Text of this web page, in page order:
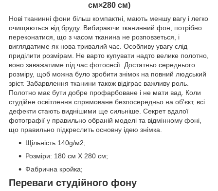
см×280 см)
Нові тканинні фони більш компактні, мають меншу вагу і легко
очищаються від бруду. Вибираючи тканинний фон, потрібно
переконатися, що з часом тканина не розповзеться, і
виглядатиме як нова тривалий час. Особливу увагу слід
приділити розмірам. Не варто купувати надто велике полотно,
воно заважатиме під час фотосесії. Достатньо середнього
розміру, щоб можна було зробити знімок на повний людський
зріст. Забарвлення тканини також відіграє важливу роль.
Полотно має бути добре профарбоване і не мати вад. Коли
студійне освітлення спрямоване безпосередньо на об'єкт, всі
дефекти стають виднішими ще сильніше. Секрет вдалої
фотографії у правильно обраній моделі та відмінному фоні,
що правильно підкреслить основну ідею знімка.
Щільність 140g/м2;
Розміри: 180 см Х 280 см;
Фабрична кройка;
Переваги студійного фону